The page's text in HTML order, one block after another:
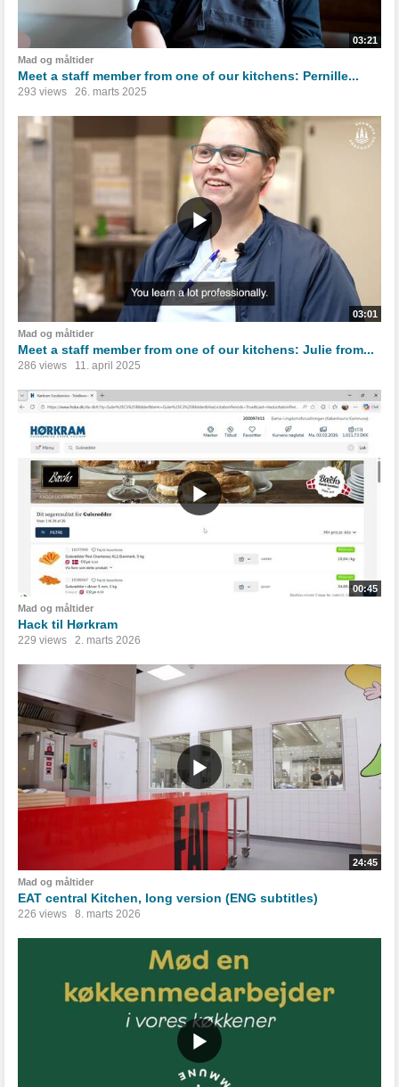
03:21
Mad og måltider
Meet a staff member from one of our kitchens: Pernille...
293 views 26. marts 2025
03:01
Mad og måltider
Meet a staff member from one of our kitchens: Julie from...
286 views 11. april 2025
00:45
Mad og måltider
Hack til Hørkram
229 views 2. marts 2026
24:45
Mad og måltider
EAT central Kitchen, long version (ENG subtitles)
226 views 8. marts 2026